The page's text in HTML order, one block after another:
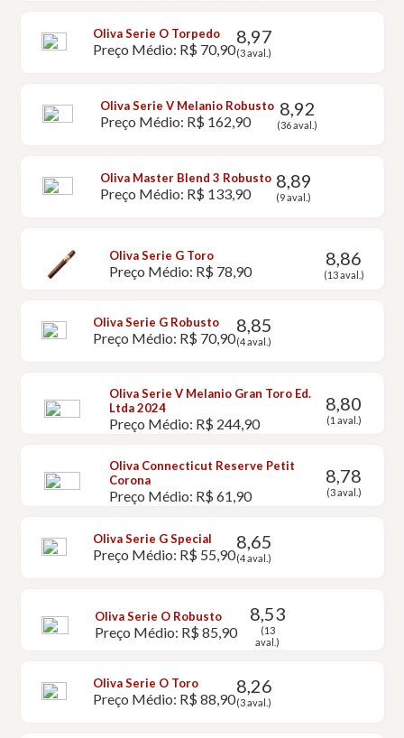
Oliva Serie O Torpedo
Preço Médio: R$ 70,90
8,97
(3 aval.)
Oliva Serie V Melanio Robusto
Preço Médio: R$ 162,90
8,92
(36 aval.)
Oliva Master Blend 3 Robusto
Preço Médio: R$ 133,90
8,89
(9 aval.)
Oliva Serie G Toro
Preço Médio: R$ 78,90
8,86
(13 aval.)
Oliva Serie G Robusto
Preço Médio: R$ 70,90
8,85
(4 aval.)
Oliva Serie V Melanio Gran Toro Ed.
Ltda 2024
Preço Médio: R$ 244,90
8,80
(1 aval.)
Oliva Connecticut Reserve Petit
Corona
Preço Médio: R$ 61,90
8,78
(3 aval.)
Oliva Serie G Special
Preço Médio: R$ 55,90
8,65
(4 aval.)
Oliva Serie O Robusto
Preço Médio: R$ 85,90
8,53
(13
aval.)
Oliva Serie O Toro
Preço Médio: R$ 88,90
8,26
(3 aval.)